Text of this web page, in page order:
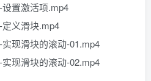
置激活项.mp4
义滑块.mp4
现滑块的滚动-01.mp4
现滑块的滚动-02.mp4